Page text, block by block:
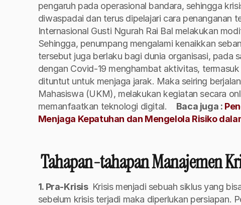
pengaruh pada operasional bandara, sehingga
diwaspadai dan terus dipelajari cara penanganan
Internasional Gusti Ngurah Rai Bal melakukan
Sehingga, penumpang mengalami kenaikkan
tersebut juga berlaku bagi dunia organisasi, pada
dengan Covid-19 menghambat aktivitas,
dituntut untuk menjaga jarak. Maka seiring
Mahasiswa (UKM), melakukan kegiatan secara
memanfaatkan teknologi digital.
Baca juga :
Menjaga Kepatuhan dan Mengelola Risiko
Tahapan-tahapan Manajemen
1. Pra-Krisis Krisis menjadi sebuah siklus yang
sebelum krisis terjadi maka diperlukan persiapan.